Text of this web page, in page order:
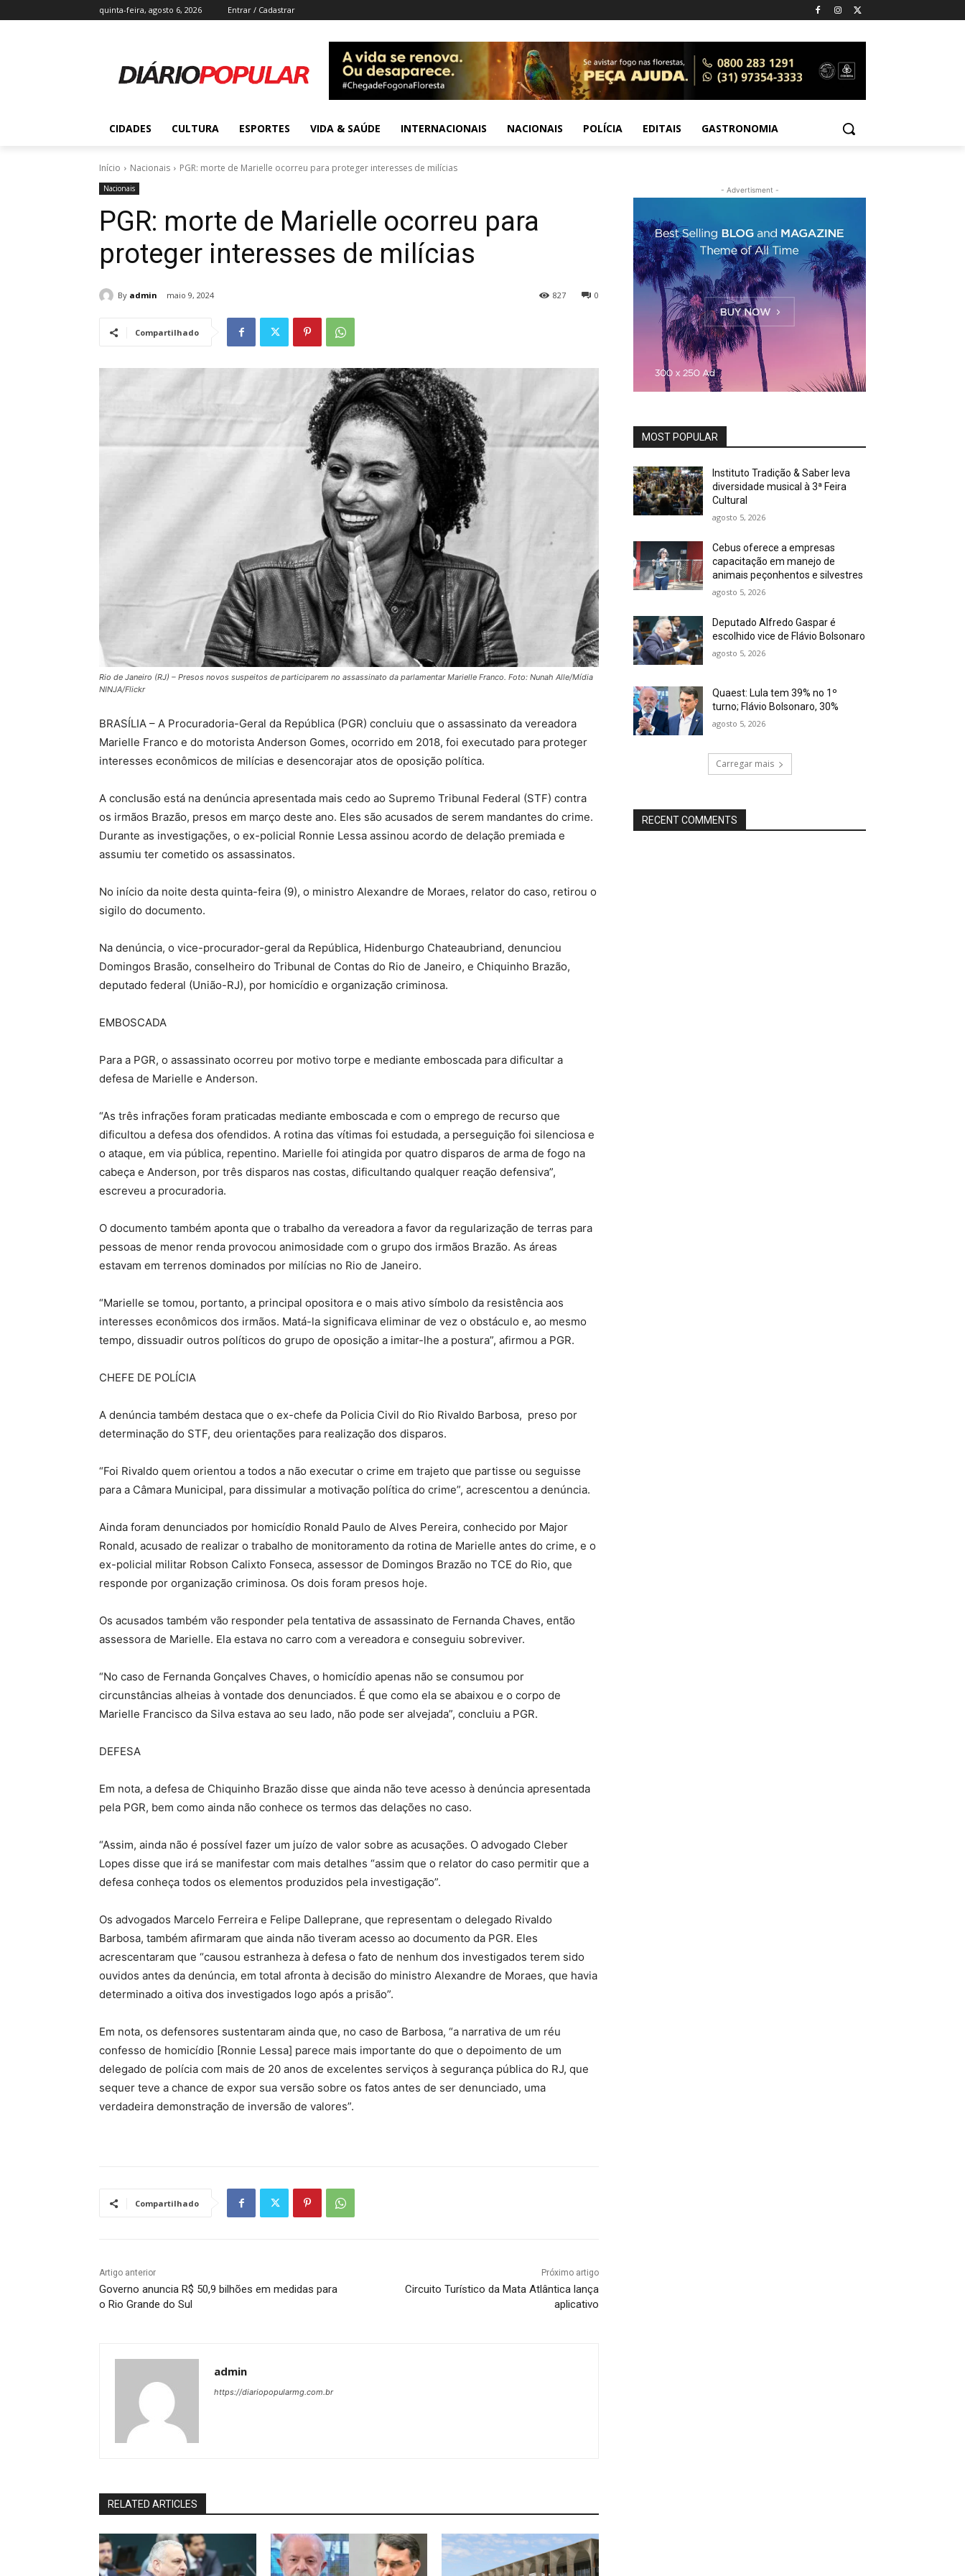
quinta-feira, agosto 6, 2026 Entrar / Cadastrar
CIDADES CULTURA ESPORTES VIDA & SAÚDE INTERNACIONAIS NACIONAIS POLÍCIA EDITAIS GASTRONOMIA
Início Nacionais PGR: morte de Marielle ocorreu para proteger interesses de milícias
Nacionais
PGR: morte de Marielle ocorreu para
proteger interesses de milícias
By admin maio 9, 2024 0
827
Compartilhado
Rio de Janeiro (RJ) – Presos novos suspeitos de participarem no assassinato da parlamentar Marielle Franco. Foto: Nunah Alle/Mídia
NINJA/Flickr
BRASÍLIA – A Procuradoria-Geral da República (PGR) concluiu que o assassinato da vereadora
Marielle Franco e do motorista Anderson Gomes, ocorrido em 2018, foi executado para proteger
interesses econômicos de milícias e desencorajar atos de oposição política.
A conclusão está na denúncia apresentada mais cedo ao Supremo Tribunal Federal (STF) contra
os irmãos Brazão, presos em março deste ano. Eles são acusados de serem mandantes do crime.
Durante as investigações, o ex-policial Ronnie Lessa assinou acordo de delação premiada e
assumiu ter cometido os assassinatos.
No início da noite desta quinta-feira (9), o ministro Alexandre de Moraes, relator do caso, retirou o
sigilo do documento.
Na denúncia, o vice-procurador-geral da República, Hidenburgo Chateaubriand, denunciou
Domingos Brasão, conselheiro do Tribunal de Contas do Rio de Janeiro, e Chiquinho Brazão,
deputado federal (União-RJ), por homicídio e organização criminosa.
EMBOSCADA
Para a PGR, o assassinato ocorreu por motivo torpe e mediante emboscada para dificultar a
defesa de Marielle e Anderson.
“As três infrações foram praticadas mediante emboscada e com o emprego de recurso que
dificultou a defesa dos ofendidos. A rotina das vítimas foi estudada, a perseguição foi silenciosa e
o ataque, em via pública, repentino. Marielle foi atingida por quatro disparos de arma de fogo na
cabeça e Anderson, por três disparos nas costas, dificultando qualquer reação defensiva”,
escreveu a procuradoria.
O documento também aponta que o trabalho da vereadora a favor da regularização de terras para
pessoas de menor renda provocou animosidade com o grupo dos irmãos Brazão. As áreas
estavam em terrenos dominados por milícias no Rio de Janeiro.
“Marielle se tomou, portanto, a principal opositora e o mais ativo símbolo da resistência aos
interesses econômicos dos irmãos. Matá-la significava eliminar de vez o obstáculo e, ao mesmo
tempo, dissuadir outros políticos do grupo de oposição a imitar-lhe a postura”, afirmou a PGR.
CHEFE DE POLÍCIA
A denúncia também destaca que o ex-chefe da Policia Civil do Rio Rivaldo Barbosa, preso por
determinação do STF, deu orientações para realização dos disparos.
“Foi Rivaldo quem orientou a todos a não executar o crime em trajeto que partisse ou seguisse
para a Câmara Municipal, para dissimular a motivação política do crime”, acrescentou a denúncia.
Ainda foram denunciados por homicídio Ronald Paulo de Alves Pereira, conhecido por Major
Ronald, acusado de realizar o trabalho de monitoramento da rotina de Marielle antes do crime, e o
ex-policial militar Robson Calixto Fonseca, assessor de Domingos Brazão no TCE do Rio, que
responde por organização criminosa. Os dois foram presos hoje.
Os acusados também vão responder pela tentativa de assassinato de Fernanda Chaves, então
assessora de Marielle. Ela estava no carro com a vereadora e conseguiu sobreviver.
“No caso de Fernanda Gonçalves Chaves, o homicídio apenas não se consumou por
circunstâncias alheias à vontade dos denunciados. É que como ela se abaixou e o corpo de
Marielle Francisco da Silva estava ao seu lado, não pode ser alvejada”, concluiu a PGR.
DEFESA
Em nota, a defesa de Chiquinho Brazão disse que ainda não teve acesso à denúncia apresentada
pela PGR, bem como ainda não conhece os termos das delações no caso.
“Assim, ainda não é possível fazer um juízo de valor sobre as acusações. O advogado Cleber
Lopes disse que irá se manifestar com mais detalhes “assim que o relator do caso permitir que a
defesa conheça todos os elementos produzidos pela investigação”.
Os advogados Marcelo Ferreira e Felipe Dalleprane, que representam o delegado Rivaldo
Barbosa, também afirmaram que ainda não tiveram acesso ao documento da PGR. Eles
acrescentaram que “causou estranheza à defesa o fato de nenhum dos investigados terem sido
ouvidos antes da denúncia, em total afronta à decisão do ministro Alexandre de Moraes, que havia
determinado a oitiva dos investigados logo após a prisão”.
Em nota, os defensores sustentaram ainda que, no caso de Barbosa, “a narrativa de um réu
confesso de homicídio [Ronnie Lessa] parece mais importante do que o depoimento de um
delegado de polícia com mais de 20 anos de excelentes serviços à segurança pública do RJ, que
sequer teve a chance de expor sua versão sobre os fatos antes de ser denunciado, uma
verdadeira demonstração de inversão de valores”.
Compartilhado
Artigo anterior
Governo anuncia R$ 50,9 bilhões em medidas para
o Rio Grande do Sul
Próximo artigo
Circuito Turístico da Mata Atlântica lança
aplicativo
admin
https://diariopopularmg.com.br
RELATED ARTICLES
- Advertisment -
MOST POPULAR
Instituto Tradição & Saber leva
diversidade musical à 3ª Feira
Cultural
agosto 5, 2026
Cebus oferece a empresas
capacitação em manejo de
animais peçonhentos e silvestres
agosto 5, 2026
Deputado Alfredo Gaspar é
escolhido vice de Flávio Bolsonaro
agosto 5, 2026
Quaest: Lula tem 39% no 1º
turno; Flávio Bolsonaro, 30%
agosto 5, 2026
Carregar mais
RECENT COMMENTS